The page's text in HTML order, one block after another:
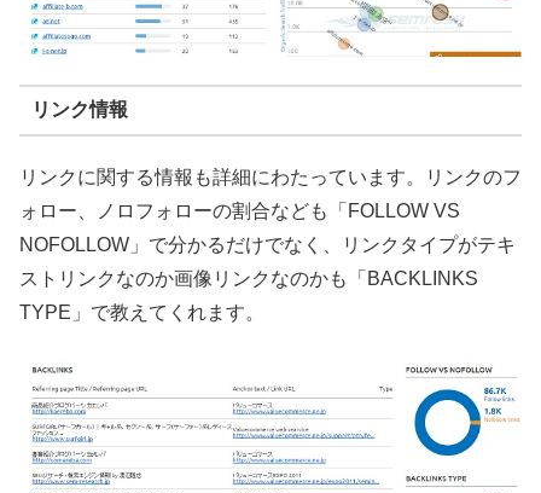
リンク情報
リンクに関する情報も詳細にわたっています。リンクのフ
ォロー、ノロフォローの割合なども「FOLLOW VS
NOFOLLOW」で分かるだけでなく、リンクタイプがテキ
ストリンクなのか画像リンクなのかも「BACKLINKS
TYPE」で教えてくれます。